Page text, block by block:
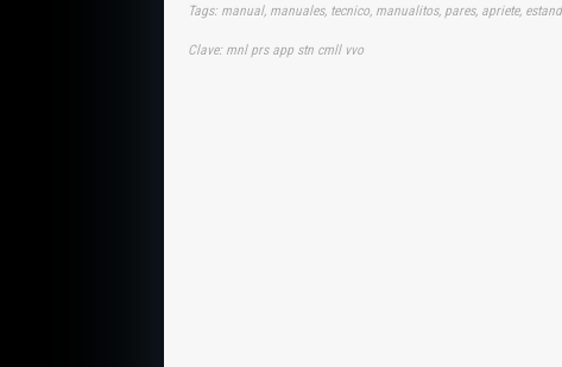
Tags: manual, manuales, tecnico, manualitos, pares, apriete,
Clave: mnl prs app stn cmll vvo